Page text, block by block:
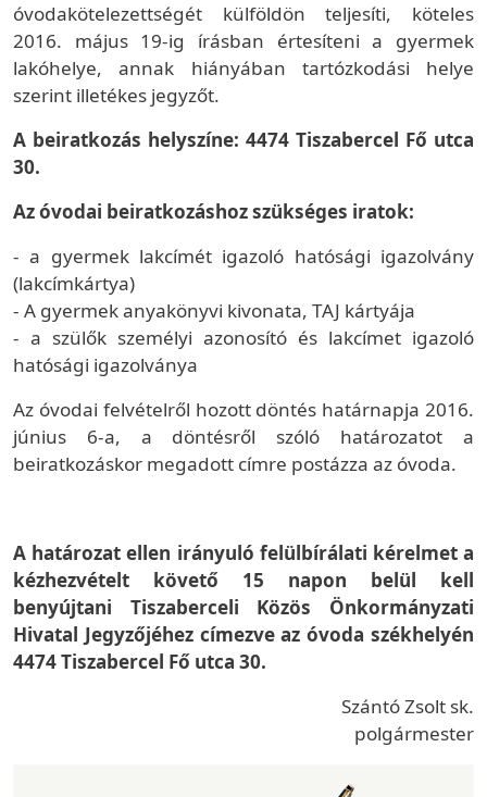
óvodakötelezettségét külföldön teljesíti, köteles
2016. május 19-ig írásban értesíteni a gyermek
lakóhelye, annak hiányában tartózkodási helye
szerint illetékes jegyzőt.
A beiratkozás helyszíne: 4474 Tiszabercel Fő utca
30.
Az óvodai beiratkozáshoz szükséges iratok:
- a gyermek lakcímét igazoló hatósági igazolvány
(lakcímkártya)
- A gyermek anyakönyvi kivonata, TAJ kártyája
- a szülők személyi azonosító és lakcímet igazoló
hatósági igazolványa
Az óvodai felvételről hozott döntés határnapja 2016.
június 6-a, a döntésről szóló határozatot a
beiratkozáskor megadott címre postázza az óvoda.
A határozat ellen irányuló felülbírálati kérelmet a
kézhezvételt követő 15 napon belül kell
benyújtani Tiszaberceli Közös Önkormányzati
Hivatal Jegyzőjéhez címezve az óvoda székhelyén
4474 Tiszabercel Fő utca 30.
Szántó Zsolt sk.
polgármester